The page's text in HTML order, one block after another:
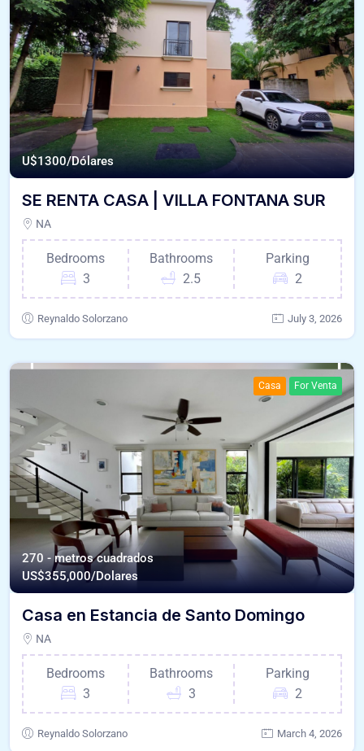
U$1300/Dólares
SE RENTA CASA | VILLA FONTANA SUR
NA
Bedrooms
3
Bathrooms
2.5
Parking
2
Reynaldo Solorzano July 3, 2026
Casa For Venta
270 - metros cuadrados
US$355,000/Dolares
Casa en Estancia de Santo Domingo
NA
Bedrooms
3
Bathrooms
3
Parking
2
Reynaldo Solorzano March 4, 2026